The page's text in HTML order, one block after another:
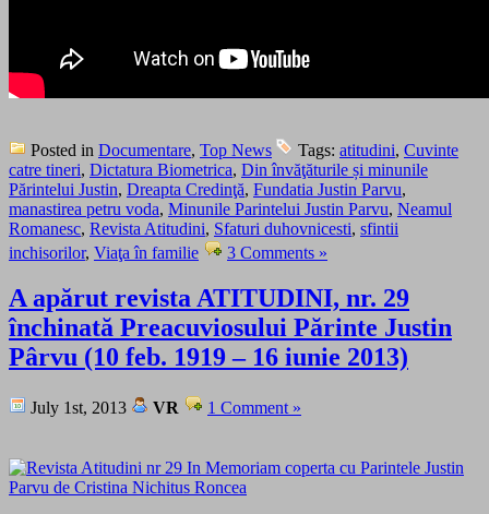
Posted in Documentare, Top News Tags: atitudini, Cuvinte
catre tineri, Dictatura Biometrica, Din învăţăturile și minunile
Părintelui Justin, Dreapta Credinţă, Fundatia Justin Parvu,
manastirea petru voda, Minunile Parintelui Justin Parvu, Neamul
Romanesc, Revista Atitudini, Sfaturi duhovnicesti, sfintii
inchisorilor, Viaţa în familie 3 Comments »
A apărut revista ATITUDINI, nr. 29
închinată Preacuviosului Părinte Justin
Pârvu (10 feb. 1919 – 16 iunie 2013)
July 1st, 2013 VR 1 Comment »